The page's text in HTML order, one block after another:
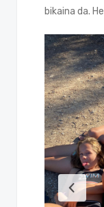
bikaina da.